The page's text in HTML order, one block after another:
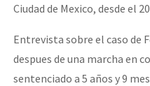
Ciudad de Mexico, desde el
Entrevista sobre el caso de
despues de una marcha en
sentenciado a 5 años y 9